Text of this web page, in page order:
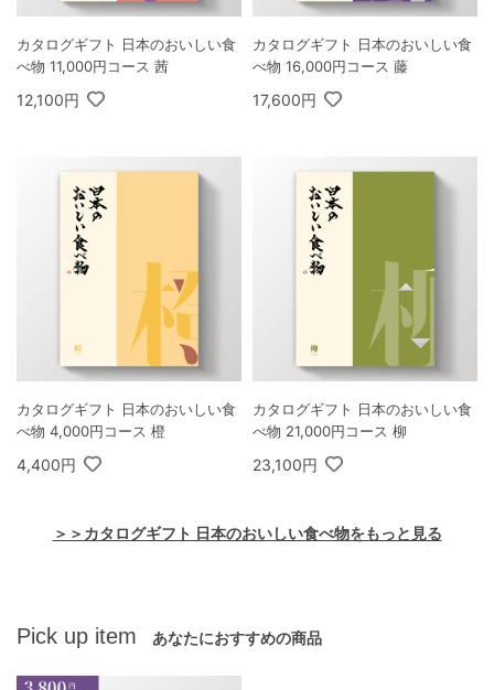
カタログギフト 日本のおいしい食
べ物 11,000円コース 茜
12,100円
カタログギフト 日本のおいしい食
べ物 16,000円コース 藤
17,600円
カタログギフト 日本のおいしい食
べ物 4,000円コース 橙
4,400円
カタログギフト 日本のおいしい食
べ物 21,000円コース 柳
23,100円
＞＞カタログギフト 日本のおいしい食べ物をもっと見る
Pick up item あなたにおすすめの商品